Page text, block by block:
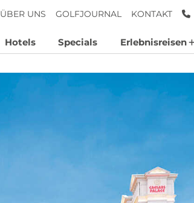
ÜBER UNS GOLFJOURNAL KONTAKT
Hotels Specials Erlebnisreisen